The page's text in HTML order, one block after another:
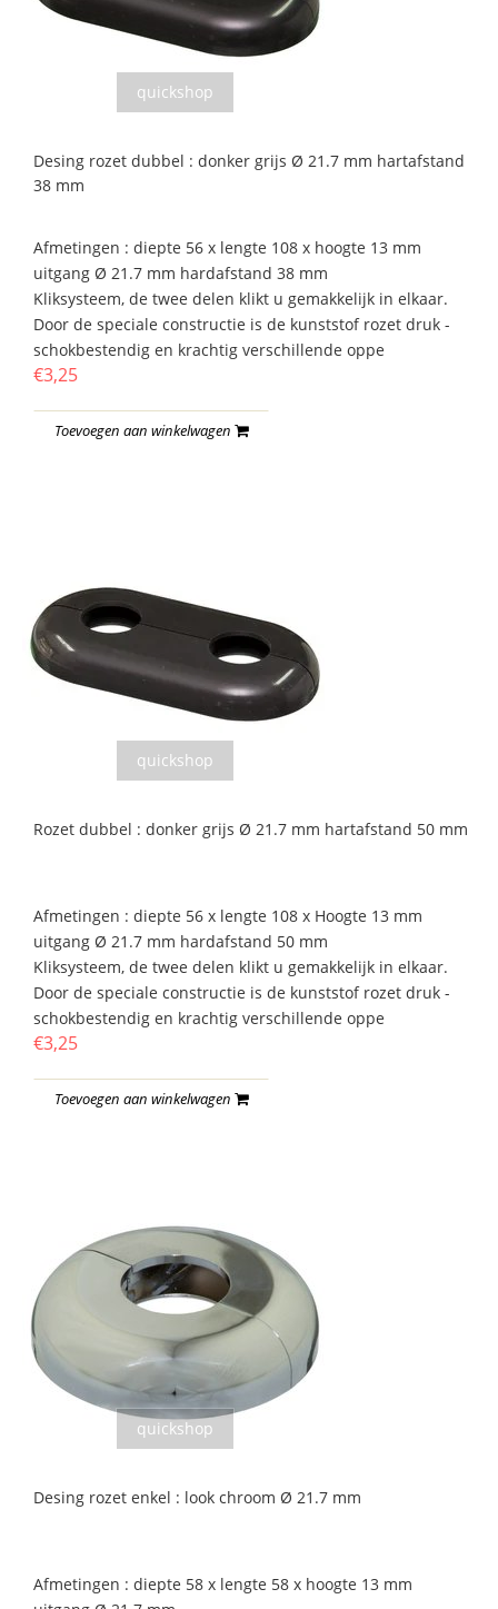
quickshop
Desing rozet dubbel : donker grijs Ø 21.7 mm hartafstand
38 mm
Afmetingen : diepte 56 x lengte 108 x hoogte 13 mm
uitgang Ø 21.7 mm hardafstand 38 mm
Kliksysteem, de twee delen klikt u gemakkelijk in elkaar.
Door de speciale constructie is de kunststof rozet druk -
schokbestendig en krachtig verschillende oppe
€3,25
Toevoegen aan winkelwagen
quickshop
Rozet dubbel : donker grijs Ø 21.7 mm hartafstand 50 mm
Afmetingen : diepte 56 x lengte 108 x Hoogte 13 mm
uitgang Ø 21.7 mm hardafstand 50 mm
Kliksysteem, de twee delen klikt u gemakkelijk in elkaar.
Door de speciale constructie is de kunststof rozet druk -
schokbestendig en krachtig verschillende oppe
€3,25
Toevoegen aan winkelwagen
quickshop
Desing rozet enkel : look chroom Ø 21.7 mm
Afmetingen : diepte 58 x lengte 58 x hoogte 13 mm